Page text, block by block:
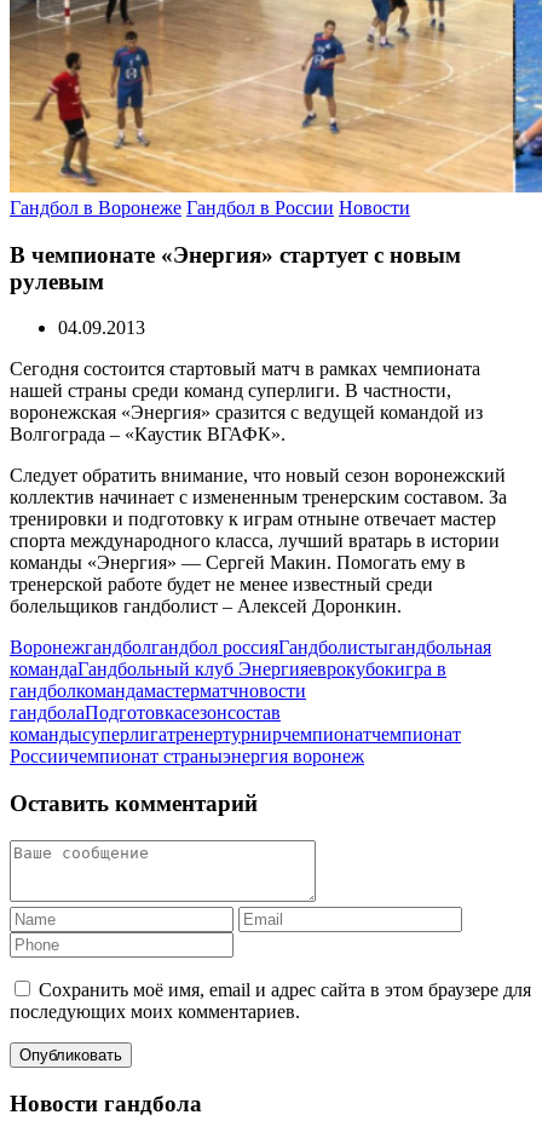
Гандбол в Воронеже Гандбол в России Новости
В чемпионате «Энергия» стартует с новым
рулевым
04.09.2013
Сегодня состоится стартовый матч в рамках чемпионата
нашей страны среди команд суперлиги. В частности,
воронежская «Энергия» сразится с ведущей командой из
Волгограда – «Каустик ВГАФК».
Следует обратить внимание, что новый сезон воронежский
коллектив начинает с измененным тренерским составом. За
тренировки и подготовку к играм отныне отвечает мастер
спорта международного класса, лучший вратарь в истории
команды «Энергия» — Сергей Макин. Помогать ему в
тренерской работе будет не менее известный среди
болельщиков гандболист – Алексей Доронкин.
Воронежгандболгандбол россияГандболистыгандбольная
командаГандбольный клуб Энергияеврокубокигра в
гандболкомандамастерматчновости
гандболаПодготовкасезонсостав
командысуперлигатренертурнирчемпионатчемпионат
Россиичемпионат страныэнергия воронеж
Оставить комментарий
Сохранить моё имя, email и адрес сайта в этом браузере для
последующих моих комментариев.
Новости гандбола